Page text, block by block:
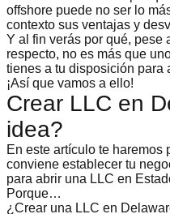
offshore puede no ser lo
contexto sus ventajas y
Y al fin verás por qué, pese
respecto, no es más que
tienes a tu disposición para
¡Así que vamos a ello!
Crear LLC en
idea?
En este artículo te haremos
conviene establecer tu
para abrir una LLC en
Porque…
¿Crear una LLC en